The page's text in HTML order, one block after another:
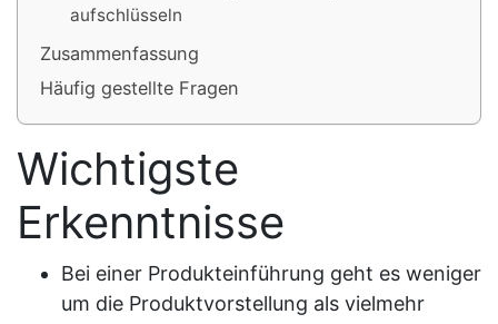
aufschlüsseln
Zusammenfassung
Häufig gestellte Fragen
Wichtigste
Erkenntnisse
Bei einer Produkteinführung geht es weniger
um die Produktvorstellung als vielmehr